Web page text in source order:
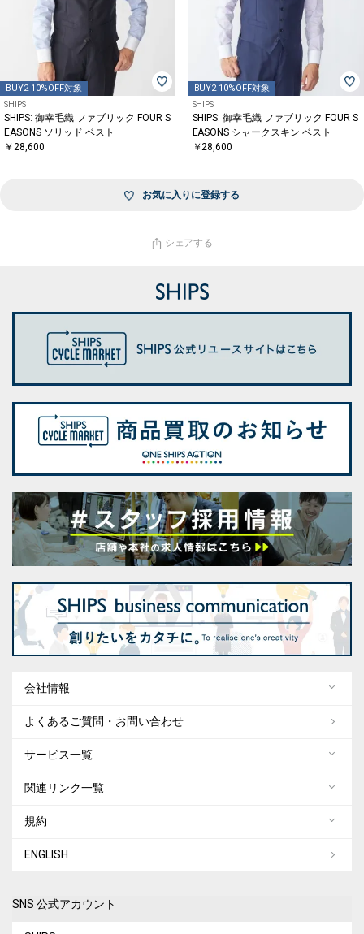
BUY2 10%OFF対象
SHIPS
SHIPS: 御幸毛織 ファブリック FOUR S
EASONS ソリッド ベスト
￥28,600
BUY2 10%OFF対象
SHIPS
SHIPS: 御幸毛織 ファブリック FOUR S
EASONS シャークスキン ベスト
￥28,600
お気に入りに登録する
シェアする
会社情報
よくあるご質問・お問い合わせ
サービス一覧
関連リンク一覧
規約
ENGLISH
SNS 公式アカウント